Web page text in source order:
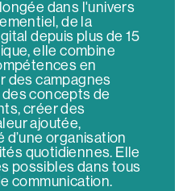
dans l'univers
de la
depuis plus de 15
elle combine
en
des campagnes
concepts de
créer des
ajoutée,
organisation
quotidiennes. Elle
possibles dans tous
communication.